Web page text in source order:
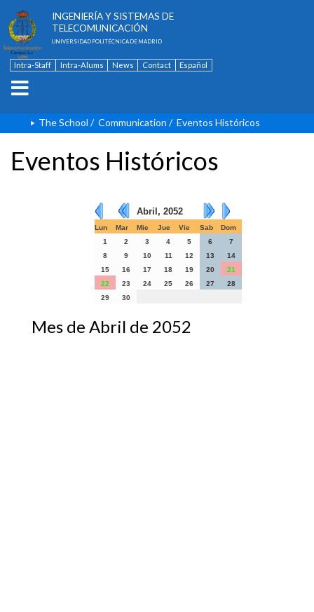
INGENIERÍA Y SISTEMAS DE
TELECOMUNICACIÓN
UNIVERSIDAD POLITÉCNICA DE MADRID
Intra-Staff Intra-Alums News Contact Español
The School / Communication / Eventos Históricos
Eventos Históricos
Abril, 2052
Lun Mar Mie Jue Vie Sab
Dom
1
2 3 4 5 6
7
8
9 10 11 12 13
14
15
16 17 18 19 20
21
22
23 24 25 26 27
28
29
30
Mes de Abril de 2052